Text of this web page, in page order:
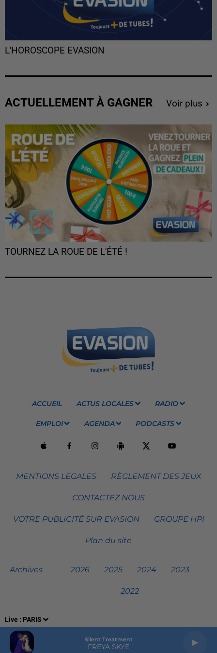
Live : PARIS
Silent Treatment
FREYA SKYE
L'HOROSCOPE EVASION
ACTUELLEMENT À GAGNER Voir plus
TOURNEZ LA ROUE DE L'ÉTÉ !
ACCUEIL ACTUS LOCALES RADIO
EMPLOI AGENDA PODCASTS
MENTIONS LEGALES RÈGLEMENT DES JEUX
CONTACTEZ NOUS
VOTRE PUBLICITÉ SUR EVASION GROUPE HPI
Plan du site
Archives 2026 2025 2024 2023
2022